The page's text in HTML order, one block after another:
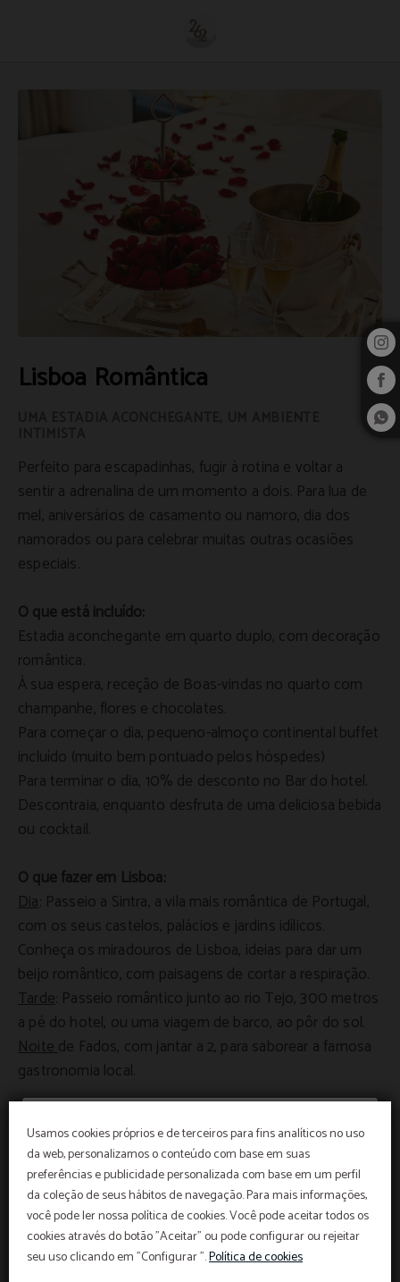
Usamos cookies próprios e de terceiros para fins analíticos no uso
da web, personalizamos o conteúdo com base em suas
preferências e publicidade personalizada com base em um perfil
da coleção de seus hábitos de navegação. Para mais informações,
você pode ler nossa política de cookies. Você pode aceitar todos os
cookies através do botão "Aceitar" ou pode configurar ou rejeitar
seu uso clicando em "Configurar ".Política de cookies
Lisboa Romântica
Perfeito para escapadinhas, fugir à rotina e voltar a
sentir a adrenalina de um momento a dois. Para lua de
mel, aniversários de casamento ou namoro, dia dos
namorados ou para celebrar muitas outras ocasiões
especiais.
O que está incluído:
Estadia aconchegante em quarto duplo, com decoração
romântica.
À sua espera, receção de Boas-vindas no quarto com
champanhe, flores e chocolates.
Para começar o dia, pequeno-almoço continental buffet
incluído (muito bem pontuado pelos hóspedes)
Para terminar o dia, 10% de desconto no Bar do hotel.
Descontraia, enquanto desfruta de uma deliciosa bebida
ou cocktail.
O que fazer em Lisboa:
Dia : Passeio a Sintra, a vila mais romântica de Portugal,
com os seus castelos, palácios e jardins idílicos.
Conheça os miradouros de Lisboa, ideias para dar um
beijo romântico, com paisagens de cortar a respiração.
Tarde : Passeio romântico junto ao rio Tejo, 300 metros
a pé do hotel, ou uma viagem de barco, ao pôr do sol.
Noitede Fados, com jantar a 2, para saborear a famosa
gastronomia local.
RESERVAR
OFERTAS ESPECIAIS
O melhor preço
O melhor preço. Reserve já!